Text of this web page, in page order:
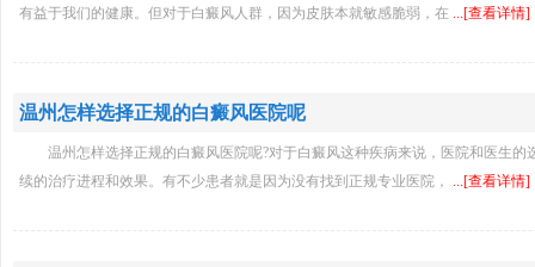
有益于我们的健康。但对于白癜风人群，因为皮肤本就敏感脆弱，在 ...[查看详情]
温州怎样选择正规的白癜风医院呢
温州怎样选择正规的白癜风医院呢?对于白癜风这种疾病来说，医院和医生
续的治疗进程和效果。有不少患者就是因为没有找到正规专业医院， ...[查看详情]